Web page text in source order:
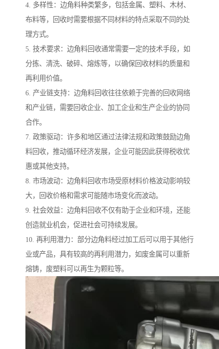
4. 多样性：边角料种类繁多，包括金属、塑料、木材、
布料等，回收时需要根据不同材料的特点采取不同的处
理方式。
5. 技术要求：边角料回收通常需要一定的技术手段，如
分拣、清洗、破碎、熔炼等，以确保回收材料的质量和
再利用价值。
6. 产业链支持：边角料回收往往依赖于完善的回收网络
和产业链，需要回收企业、加工企业和生产企业的协同
合作。
7. 政策驱动：许多和地区通过法律法规和政策鼓励边角
料回收，推动循环经济发展，企业可能因此获得税收优
惠或其他支持。
8. 市场波动：边角料回收市场受原材料价格波动影响较
大，回收价格和需求可能随市场变化而波动。
9. 社会效益：边角料回收不仅有助于企业和环境，还能
创造就业机会，促进社会可持续发展。
10. 再利用潜力：部分边角料经过加工后可以用于其他行
业或产品，具有较高的再利用潜力，如废金属可以重新
熔铸，废塑料可以再生为颗粒等。